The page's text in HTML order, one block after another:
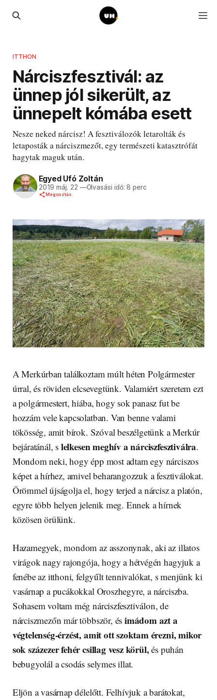
ITTHON
Nárciszfesztivál: az
ünnep jól sikerült, az
ünnepelt kómába esett
Nesze neked nárcisz! A fesztiválozók letarolták és
letaposták a nárciszmezőt, egy természeti katasztrófát
hagytak maguk után.
Egyed Ufó Zoltán
2019 máj. 22 —Olvasási idő: 8 perc
Megosztás
A Merkúrban találkoztam múlt héten Polgármester
úrral, és röviden elcsevegtünk. Valamiért szeretem ezt
a polgármestert, hiába, hogy sok panasz fut be
hozzám vele kapcsolatban. Van benne valami
tökösség, amit bírok. Szóval beszélgetünk a Merkúr
bejáratánál, s lelkesen meghív a nárciszfesztiválra.
Mondom neki, hogy épp most adtam egy nárciszos
képet a hírhez, amivel beharangozzuk a fesztiválokat.
Örömmel újságolja el, hogy terjed a nárcisz a platón,
egyre több helyen jelenik meg. Ennek a hírnek
közösen örülünk.
Hazamegyek, mondom az asszonynak, aki az illatos
virágok nagy rajongója, hogy a hétvégén hagyjuk a
fenébe az itthoni, felgyűlt tennivalókat, s menjünk ki
vasárnap a pucákokkal Oroszhegyre, a nárciszba.
Sohasem voltam még nárciszfesztiválon, de
nárciszmezőn már többször, ésimádom azt a
végtelenség-érzést, amit ott szoktam érezni, mikor
sok százezer fehér csillag vesz körül,és puhán
bebugyolál a csodás selymes illat.
Eljön a vasárnap délelőtt. Felhívjuk a barátokat,